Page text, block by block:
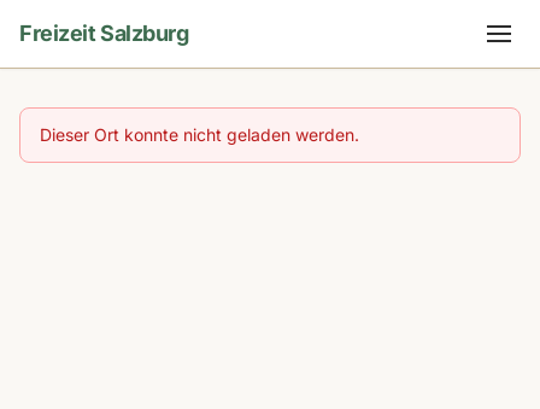
Freizeit Salzburg
Dieser Ort konnte nicht geladen werden.